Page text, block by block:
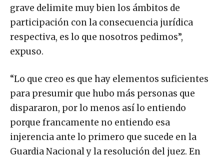
grave delimite muy bien los ámbitos de
participación con la consecuencia jurídica
respectiva, es lo que nosotros pedimos”,
expuso.
“Lo que creo es que hay elementos suficientes
para presumir que hubo más personas que
dispararon, por lo menos así lo entiendo
porque francamente no entiendo esa
injerencia ante lo primero que sucede en la
Guardia Nacional y la resolución del juez. En